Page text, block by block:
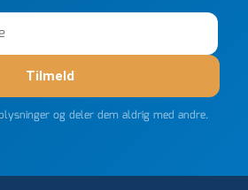
Tilmeld
og deler dem aldrig med andre.